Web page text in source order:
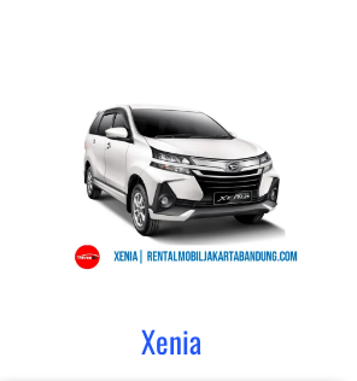
Xenia